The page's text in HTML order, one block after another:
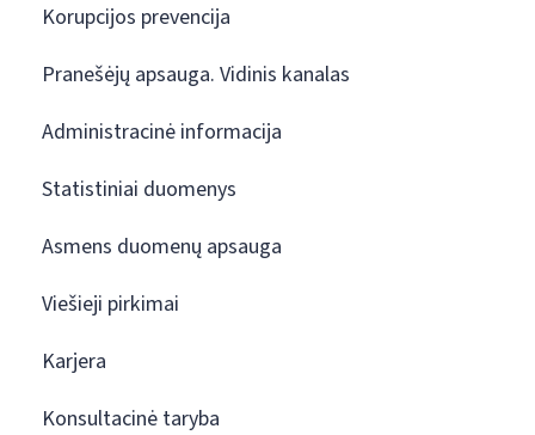
Korupcijos prevencija
Pranešėjų apsauga. Vidinis kanalas
Administracinė informacija
Statistiniai duomenys
Asmens duomenų apsauga
Viešieji pirkimai
Karjera
Konsultacinė taryba